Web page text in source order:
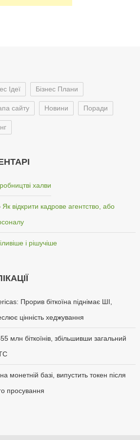
Ідеї Бізнес Плани
сайту Новини Поради
халви
Як відкрити кадрове агентство, або
і рішучіше
Прорив біткоїна піднімає ШІ,
цінність хеджування
млн біткоїнів, збільшивши загальний
монетній базі, випустить токен після
просування